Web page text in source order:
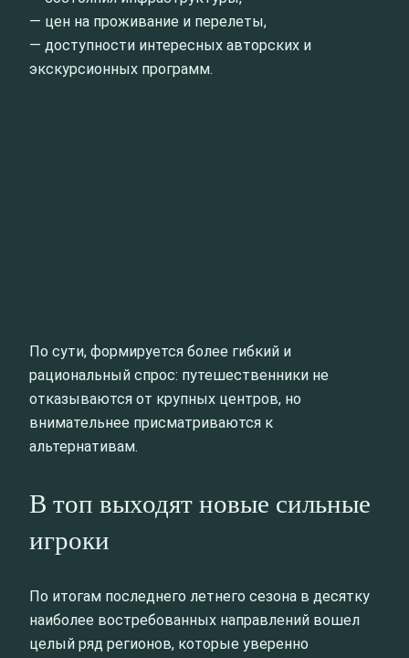
— цен на проживание и перелеты,
— доступности интересных авторских и
экскурсионных программ.
По сути, формируется более гибкий и
рациональный спрос: путешественники не
отказываются от крупных центров, но
внимательнее присматриваются к
альтернативам.
В топ выходят новые сильные
игроки
По итогам последнего летнего сезона в десятку
наиболее востребованных направлений вошел
целый ряд регионов, которые уверенно